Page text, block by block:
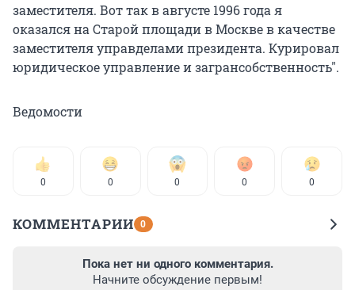
заместителя. Вот так в августе 1996 года я
оказался на Старой площади в Москве в качестве
заместителя управделами президента. Курировал
юридическое управление и загрансобственность".
Ведомости
0 0 0 0 0
КОММЕНТАРИИ 0
Пока нет ни одного комментария.
Начните обсуждение первым!